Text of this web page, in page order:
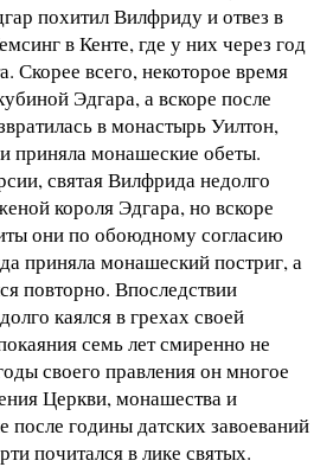
похитил Вилфриду и отвез в
в Кенте, где у них через год
Скорее всего, некоторое время
Эдгара, а вскоре после
в монастырь Уилтон,
приняла монашеские обеты.
святая Вилфрида недолго
короля Эдгара, но вскоре
они по обоюдному согласию
приняла монашеский постриг, а
повторно. Впоследствии
каялся в грехах своей
семь лет смиренно не
своего правления он многое
Церкви, монашества и
после годины датских завоеваний
почитался в лике святых.